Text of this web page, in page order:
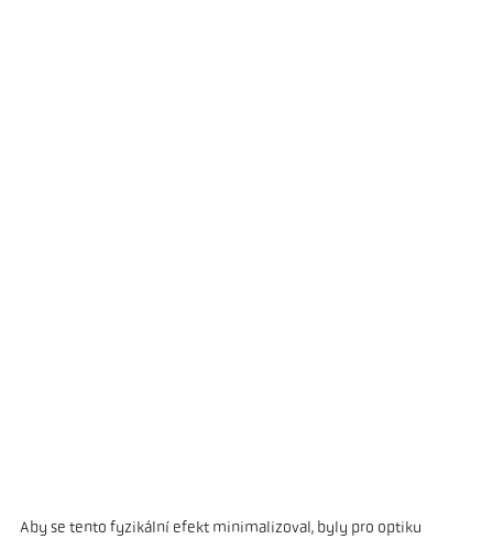
Aby se tento fyzikální efekt minimalizoval, byly pro optiku